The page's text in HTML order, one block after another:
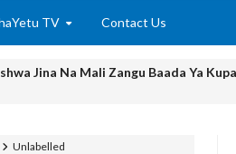
TV Contact Us
Jina Na Mali Zangu Baada Ya
Unlabelled